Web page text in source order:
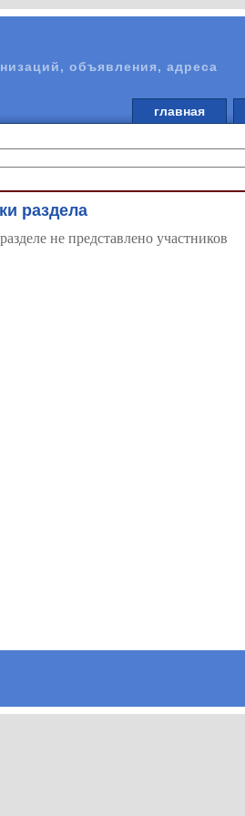
объявления, адреса
главная
раздела
не представлено участников